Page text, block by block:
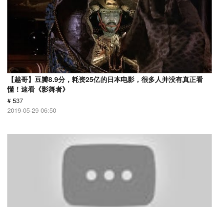
【越哥】豆瓣8.9分，耗资25亿的日本电影，很多人并没有真正看
懂！速看《影舞者》
# 537
2019-05-29 06:50